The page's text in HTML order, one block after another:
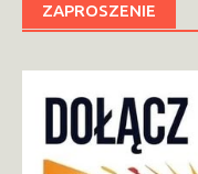
ZAPROSZENIE